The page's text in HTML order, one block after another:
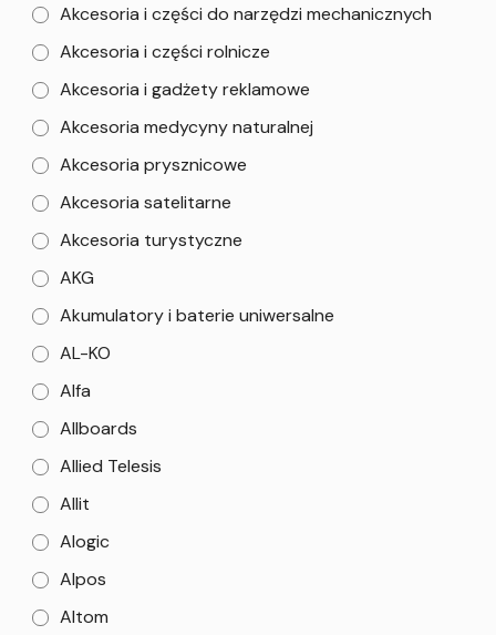
Akcesoria i części do narzędzi mechanicznych
Akcesoria i części rolnicze
Akcesoria i gadżety reklamowe
Akcesoria medycyny naturalnej
Akcesoria prysznicowe
Akcesoria satelitarne
Akcesoria turystyczne
AKG
Akumulatory i baterie uniwersalne
AL-KO
Alfa
Allboards
Allied Telesis
Allit
Alogic
Alpos
Altom